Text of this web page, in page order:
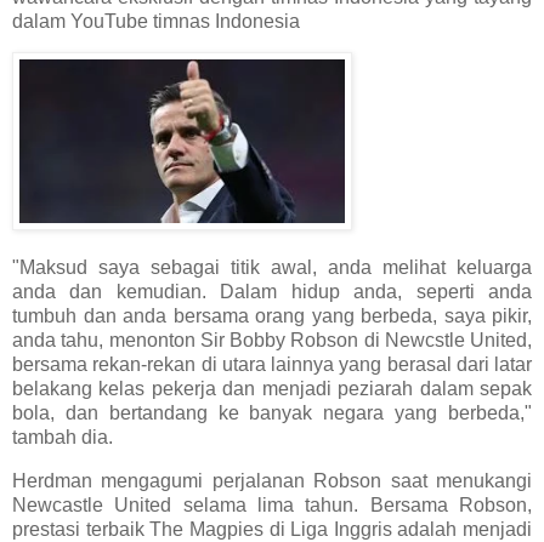
dalam YouTube timnas Indonesia
"Maksud saya sebagai titik awal, anda melihat keluarga
anda dan kemudian. Dalam hidup anda, seperti anda
tumbuh dan anda bersama orang yang berbeda, saya pikir,
anda tahu, menonton Sir Bobby Robson di Newcstle United,
bersama rekan-rekan di utara lainnya yang berasal dari latar
belakang kelas pekerja dan menjadi peziarah dalam sepak
bola, dan bertandang ke banyak negara yang berbeda,"
tambah dia.
Herdman mengagumi perjalanan Robson saat menukangi
Newcastle United selama lima tahun. Bersama Robson,
prestasi terbaik The Magpies di Liga Inggris adalah menjadi